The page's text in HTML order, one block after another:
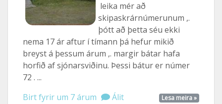
leika mér að
skipaskrárnúmerunum ,.
þótt að þetta séu ekki
nema 17 ár aftur í tímann þá hefur mikið
breyst á þessum árum ,. margir bátar hafa
horfið af sjónarsviðinu. Þessi bátur er númer
72 . ...
Lesa meira »
Birt fyrir um 7 árum Álit